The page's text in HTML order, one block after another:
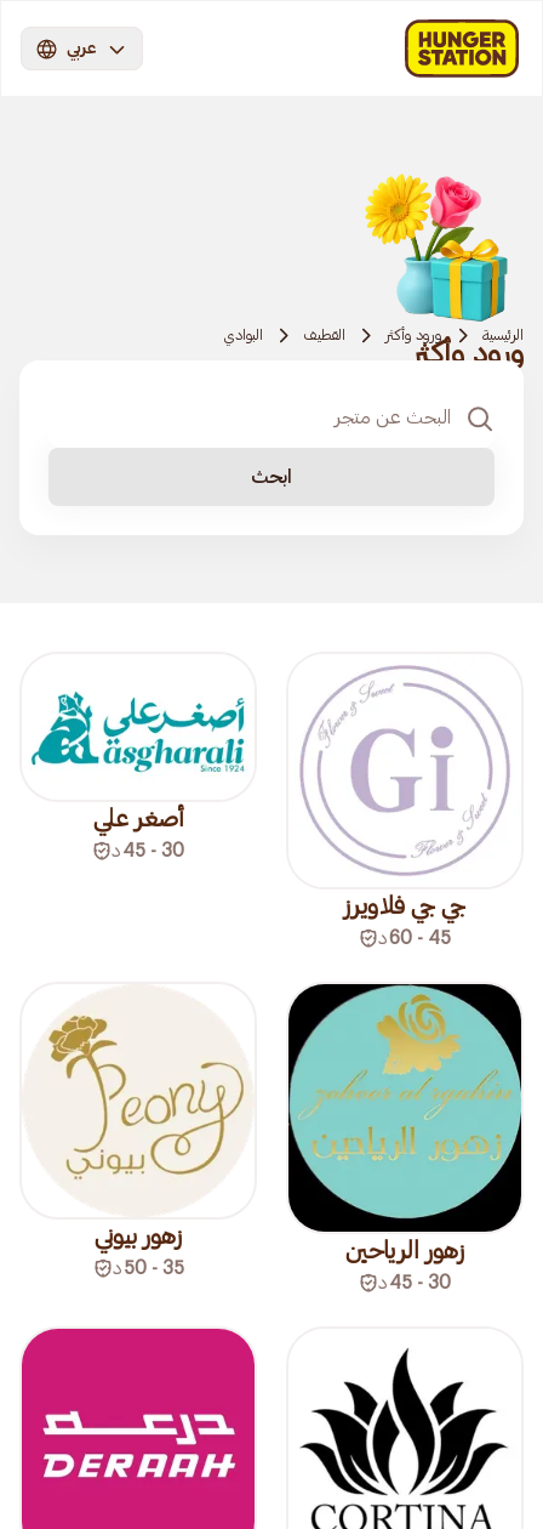
عربي
الرئيسية ورود وأكثر القطيف البوادي
ورود وأكثر
ابحث
جي جي فلاويرز
45 - 60 د
أصغر علي
30 - 45 د
زهور الرياحين
30 - 45 د
زهور بيوني
35 - 50 د